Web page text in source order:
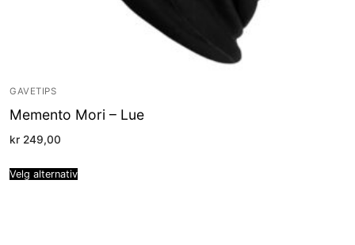
GAVETIPS
Memento Mori – Lue
kr 249,00
Velg alternativ